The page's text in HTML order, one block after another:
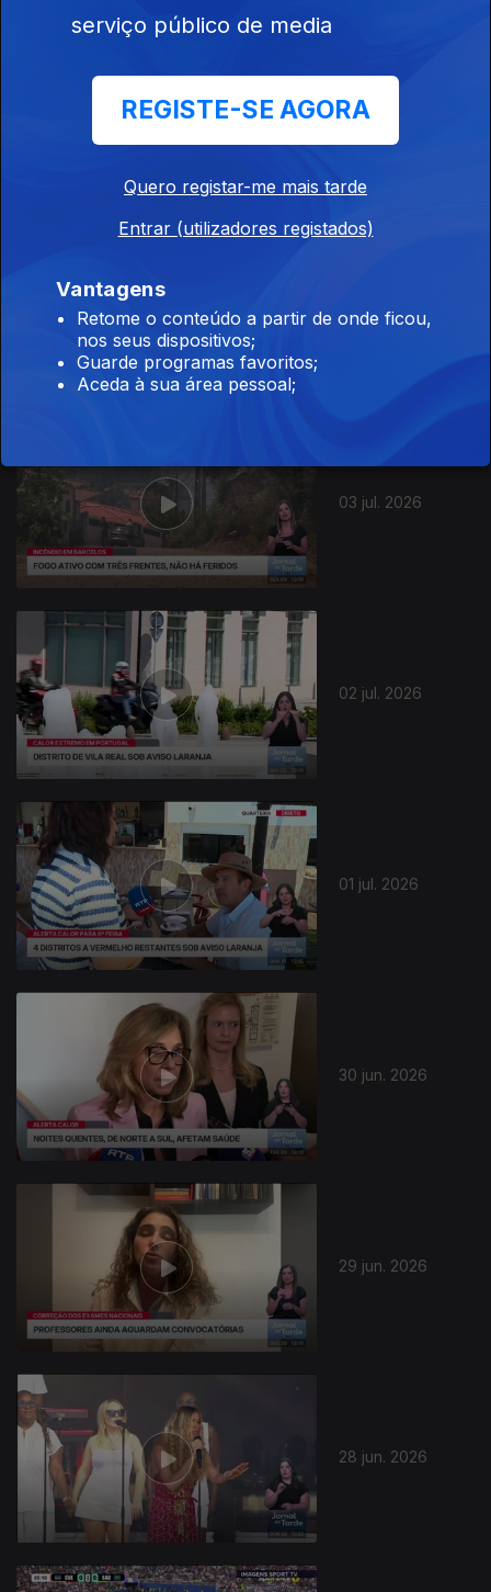
05 jul. 2026
04 jul. 2026
03 jul. 2026
02 jul. 2026
01 jul. 2026
30 jun. 2026
29 jun. 2026
28 jun. 2026
serviço público de media
REGISTE-SE AGORA
Quero registar-me mais tarde
Entrar (utilizadores registados)
Vantagens
Retome o conteúdo a partir de onde ficou,
nos seus dispositivos;
Guarde programas favoritos;
Aceda à sua área pessoal;